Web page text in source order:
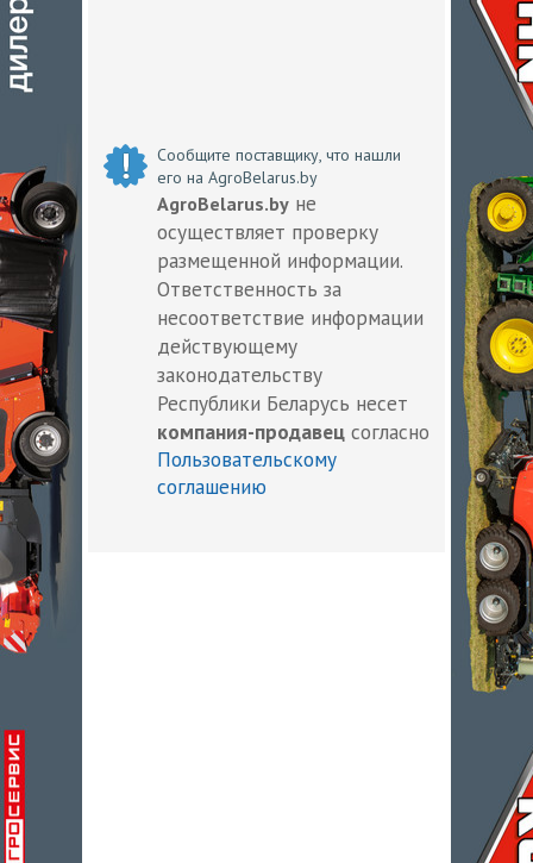
Сообщите поставщику, что нашли
его на AgroBelarus.by
AgroBelarus.by не
осуществляет проверку
размещенной информации.
Ответственность за
несоответствие информации
действующему
законодательству
Республики Беларусь несет
компания-продавец согласно
Пользовательскому
соглашению